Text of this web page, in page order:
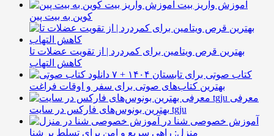
آموزش واریز بیت
کوین به بیت پین
بهترین قرص ویتامین برای کمردرد | از تقویت عضلات تا
کاهش التهاب
۷ کتاب صوتی برای تابستان ۱۴۰۴ +
بهترین کتاب‌های صوتی برای سفر و اوقات فراغت
معرفی
بهترین بونوس‌های فارکس در سایت tgju
آموزش خصوصی شنا در
منزل: راهی سریع و امن برای تسلط بر شنا